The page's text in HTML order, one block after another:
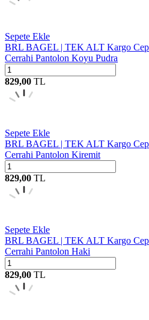
Sepete Ekle
BRL BAGEL | TEK ALT Kargo
Cerrahi Pantolon Koyu Pudra
829,00 TL
Sepete Ekle
BRL BAGEL | TEK ALT Kargo
Cerrahi Pantolon Kiremit
829,00 TL
Sepete Ekle
BRL BAGEL | TEK ALT Kargo
Cerrahi Pantolon Haki
829,00 TL